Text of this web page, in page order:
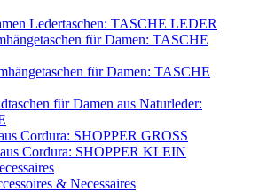
Ledertaschen: TASCHE LEDER
für Damen: TASCHE
für Damen: TASCHE
für Damen aus Naturleder:
Cordura: SHOPPER GROSS
Cordura: SHOPPER KLEIN
& Necessaires